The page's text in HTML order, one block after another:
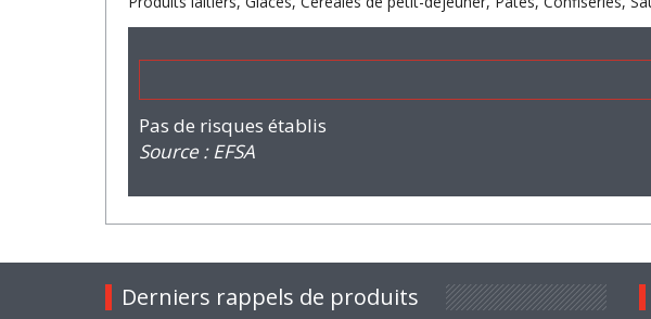
Pas de risques établis
Source : EFSA
Derniers rappels de produits